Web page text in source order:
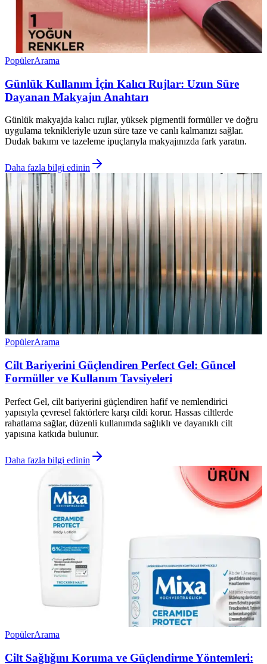
PopülerArama
Günlük Kullanım İçin Kalıcı Rujlar: Uzun Süre
Dayanan Makyajın Anahtarı
Günlük makyajda kalıcı rujlar, yüksek pigmentli formüller ve doğru
uygulama teknikleriyle uzun süre taze ve canlı kalmanızı sağlar.
Dudak bakımı ve tazeleme ipuçlarıyla makyajınızda fark yaratın.
Daha fazla bilgi edinin
PopülerArama
Cilt Bariyerini Güçlendiren Perfect Gel: Güncel
Formüller ve Kullanım Tavsiyeleri
Perfect Gel, cilt bariyerini güçlendiren hafif ve nemlendirici
yapısıyla çevresel faktörlere karşı cildi korur. Hassas ciltlerde
rahatlama sağlar, düzenli kullanımda sağlıklı ve dayanıklı cilt
yapısına katkıda bulunur.
Daha fazla bilgi edinin
PopülerArama
Cilt Sağlığını Koruma ve Güçlendirme Yöntemleri: